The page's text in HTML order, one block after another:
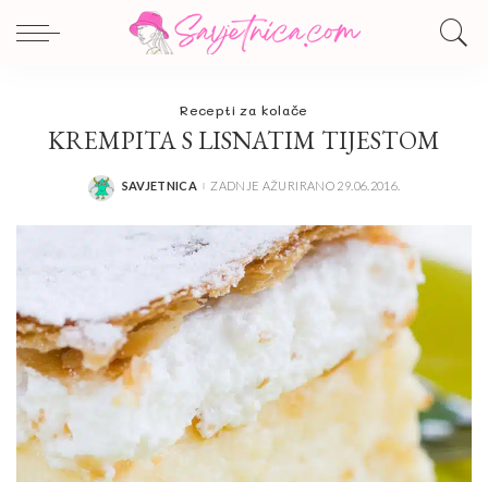
Recepti za kolače
KREMPITA S LISNATIM TIJESTOM
POSTED
SAVJETNICA ZADNJE AŽURIRANO 29.06.2016.